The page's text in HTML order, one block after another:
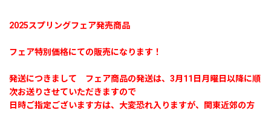
2025スプリングフェア発売商品
フェア特別価格にての販売になります！
発送につきまして フェア商品の発送は、3月11日月曜日以降に順
次お送りさせていただきますので
日時ご指定ございます方は、大変恐れ入りますが、関東近郊の方